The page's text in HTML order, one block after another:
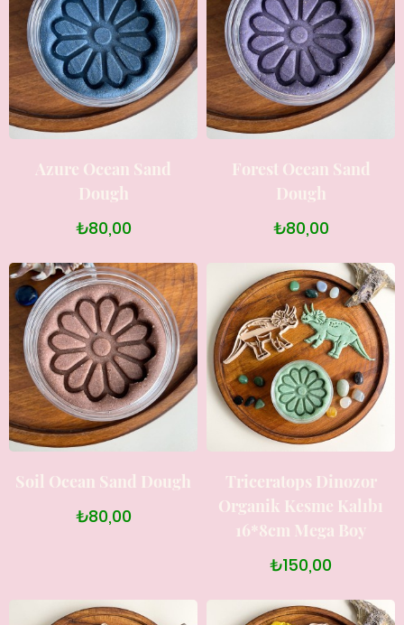
Azure Ocean Sand
Dough
₺80,00
Forest Ocean Sand
Dough
₺80,00
Soil Ocean Sand Dough
₺80,00
Triceratops Dinozor
Organik Kesme Kalıbı
16*8cm Mega Boy
₺150,00